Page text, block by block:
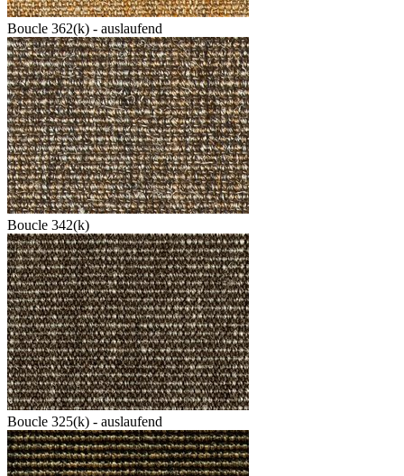
Boucle 362(k) - auslaufend
Boucle 342(k)
Boucle 325(k) - auslaufend